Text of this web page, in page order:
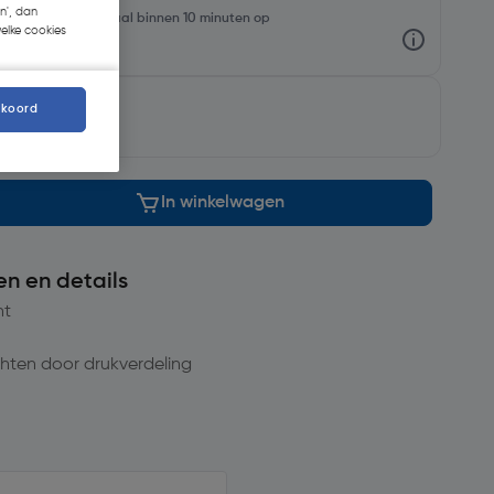
en haal binnen 10 minuten op
.
In winkelwagen
en details
door drukverdeling
dan
cookies